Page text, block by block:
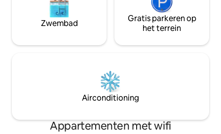
Zwembad
Gratis parkeren op
het terrein
Airconditioning
Appartementen met wifi